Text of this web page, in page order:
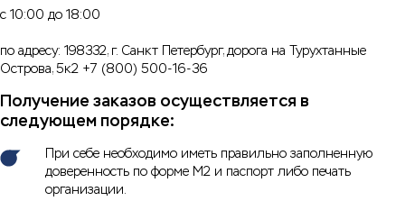
с 10:00 до 18:00
по адресу: 198332, г. Санкт Петербург, дорога на Турухтанные
Острова, 5к2 +7 (800) 500-16-36
Получение заказов осуществляется в
следующем порядке:
При себе необходимо иметь правильно заполненную
доверенность по форме М2 и паспорт либо печать
организации.